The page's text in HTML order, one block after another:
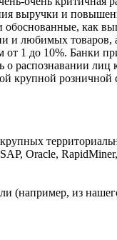
выручки и
обоснованные, как
и любимых
от 1 до 10%. Банки
о распознавании
крупной розничной
Oracle,
(например, из